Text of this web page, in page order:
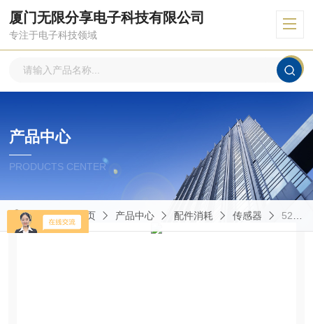
厦门无限分享电子科技有限公司
专注于电子科技领域
产品中心
PRODUCTS CENTER
当前位置：首页 产品中心 配件消耗 传感器 5238B2奇石乐传感器